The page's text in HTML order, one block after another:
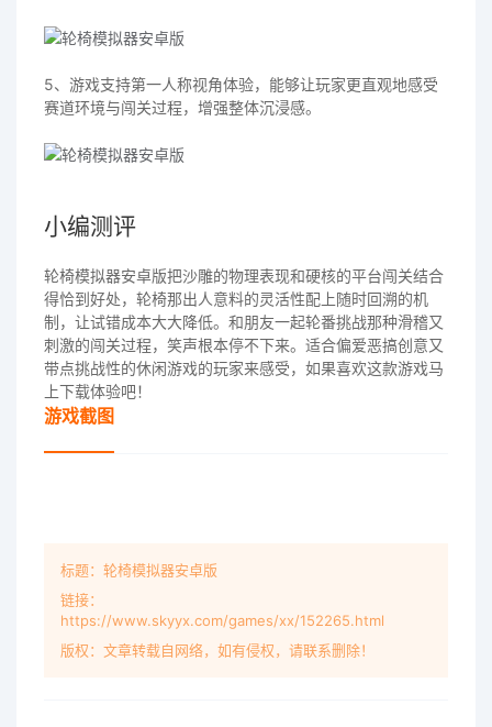
5、游戏支持第一人称视角体验，能够让玩家更直观地感受
赛道环境与闯关过程，增强整体沉浸感。
小编测评
轮椅模拟器安卓版把沙雕的物理表现和硬核的平台闯关结合
得恰到好处，轮椅那出人意料的灵活性配上随时回溯的机
制，让试错成本大大降低。和朋友一起轮番挑战那种滑稽又
刺激的闯关过程，笑声根本停不下来。适合偏爱恶搞创意又
带点挑战性的休闲游戏的玩家来感受，如果喜欢这款游戏马
上下载体验吧！
游戏截图
标题：轮椅模拟器安卓版
链接：
https://www.skyyx.com/games/xx/152265.html
版权：文章转载自网络，如有侵权，请联系删除！